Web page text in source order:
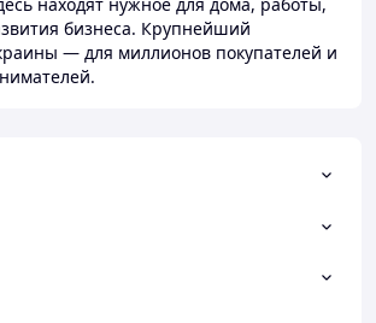
бизнеса. Крупнейший
— для миллионов покупателей и